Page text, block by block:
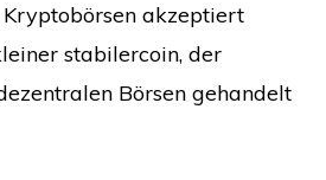
akzeptiert
stabilercoin, der
Börsen gehandelt